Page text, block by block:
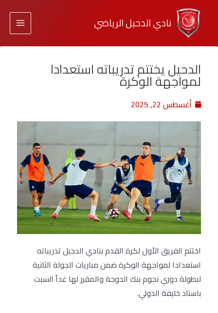
نادي الدحيل الرياضي
الدحيل يختتم تدريباته استعدادا
لمواجهة الوكرة
أغسطس 22, 2025
اختتم الفريق الأول لكرة القدم بنادي الدحيل تدريباته
استعدادا لمواجهة الوكرة ضمن مباريات الجولة الثانية
لبطولة دوري نجوم بنك الدوحة والمقرر لها غداً السبت
باستاد خليفة الدولي.